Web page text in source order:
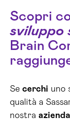
Scopri
sviluppo
Brain
Se cerchi uno
qualità a
nostra azienda